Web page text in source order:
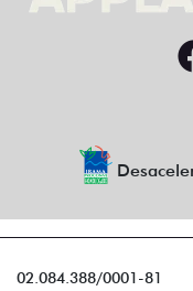
02.084.388/0001-81